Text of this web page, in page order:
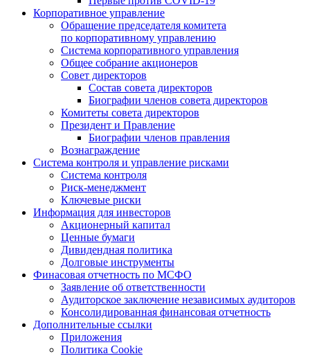
Корпоративное управление
Обращение председателя комитета
по корпоративному управлению
Система корпоративного управления
Общее собрание акционеров
Совет директоров
Состав совета директоров
Биографии членов совета директоров
Комитеты совета директоров
Президент и Правление
Биографии членов правления
Вознаграждение
Система контроля и управление рисками
Система контроля
Риск-менеджмент
Ключевые риски
Информация для инвесторов
Акционерный капитал
Ценные бумаги
Дивидендная политика
Долговые инструменты
Финасовая отчетность по МСФО
Заявление об ответственности
Аудиторское заключение независимых аудиторов
Консолидированная финансовая отчетность
Дополнительные ссылки
Приложения
Политика Cookie